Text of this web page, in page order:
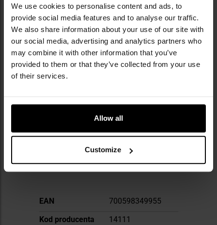
We use cookies to personalise content and ads, to
provide social media features and to analyse our traffic.
We also share information about your use of our site with
our social media, advertising and analytics partners who
may combine it with other information that you’ve
provided to them or that they’ve collected from your use
of their services.
Allow all
Customize
Sił Samoobrony, oraz ergonomiczne systemy
Cobra Tactical, które ułatwiają obsługę i
poprawiają kontrolę nad bronią. Wszystkie
komponenty powstają z lekkich i wytrzymałych
stopów aluminium oraz przy użyciu
zaawansowanej obróbki CNC, co gwarantuje
precyzję i trwałość. Dzięki takiemu podejściu
produkty są dziś cenione przez strzelców
sportowych, służby mundurowe i wojsko na
DANE TECHNICZNE
Więcej
EAN
700598349955
Kod producenta
14111